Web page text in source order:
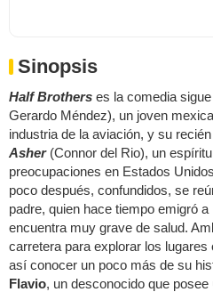
Sinopsis
Half Brothers es la comedia
Gerardo Méndez), un joven
industria de la aviación, y su
Asher (Connor del Rio), un
preocupaciones en Estados
poco después, confundidos, se
padre, quien hace tiempo emigró
encuentra muy grave de salud.
carretera para explorar los
así conocer un poco más de su
Flavio, un desconocido que